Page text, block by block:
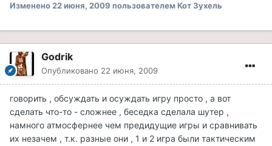
Изменено22 июня, 2009 пользователем Кот Зухель
Godrik
Опубликовано 22 июня, 2009
говорить , обсуждать и осуждать игру просто , а вот
сделать что-то - сложнее , беседка сделала шутер ,
намного атмосфернее чем предидущие игры и сравнивать
их незачем , т.к. разные они , 1 и 2 игра были тактическим